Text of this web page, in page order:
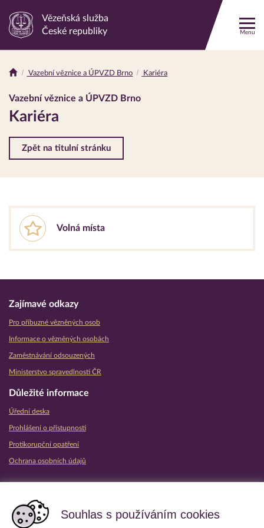
Souhlas s používáním cookies
Odkaz
stránku
Vězeňská služba
České republiky
Menu
Drobečková
navigace
Vazební věznice a ÚPVZD Brno Kariéra
Vazební věznice a ÚPVZD Brno
Kariéra
Zpět na titulní stránku
Volná místa
Zajímavé odkazy
Pro příbuzné vězněných osob
Informace o vězněných osobách
Zaměstnávání odsouzených
Ministerstvo spravedlnosti ČR
Důležité informace
Úřední deska
Prohlášení o přístupnosti
Protikorupční opatření
Ochrana osobních údajů